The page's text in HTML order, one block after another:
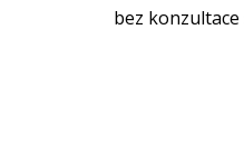
bez